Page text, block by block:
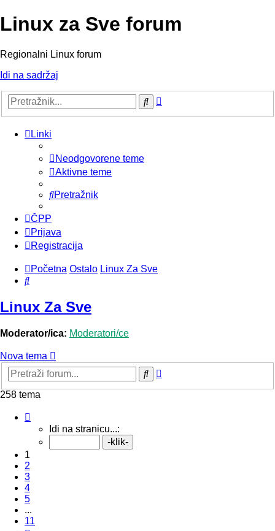
Linux za Sve forum
Regionalni Linux forum
Idi na sadržaj
Pretražnik
Linki
Neodgovorene teme
Aktivne teme
Pretražnik
ČPP
Prijava
Registracija
Početna Ostalo Linux Za Sve
Pretražnik
Linux Za Sve
Moderator/ica: Moderatori/ce
Nova tema
Pretražnik
258 tema
11 .Idi na stranicu...:
1
2
3
4
5
...
11